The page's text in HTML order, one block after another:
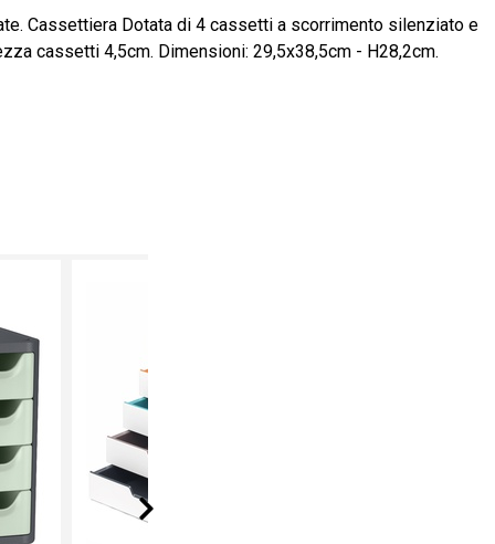
Cassettiera Dotata di 4 cassetti a scorrimento silenziato e
cassetti 4,5cm. Dimensioni: 29,5x38,5cm - H28,2cm.
Next